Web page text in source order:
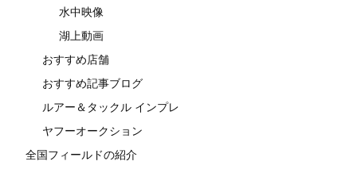
水中映像
湖上動画
おすすめ店舗
おすすめ記事ブログ
ルアー＆タックル インプレ
ヤフーオークション
全国フィールドの紹介